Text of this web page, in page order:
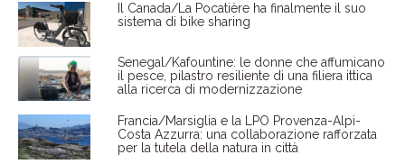
Il Canada/La Pocatière ha finalmente il suo
sistema di bike sharing
Senegal/Kafountine: le donne che affumicano
il pesce, pilastro resiliente di una filiera ittica
alla ricerca di modernizzazione
Francia/Marsiglia e la LPO Provenza-Alpi-
Costa Azzurra: una collaborazione rafforzata
per la tutela della natura in città